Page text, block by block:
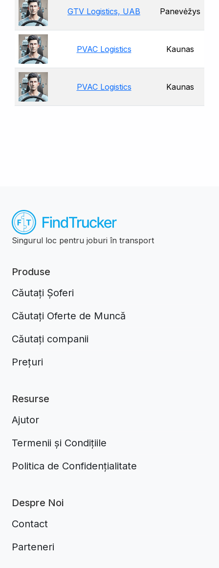
GTV Logistics, UAB Panevėžys
PVAC Logistics Kaunas
PVAC Logistics Kaunas
Singurul loc pentru joburi în transport
Produse
Căutați Șoferi
Căutați Oferte de Muncă
Căutați companii
Prețuri
Resurse
Ajutor
Termenii și Condițiile
Politica de Confidențialitate
Despre Noi
Contact
Parteneri